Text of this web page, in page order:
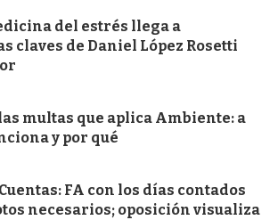
del estrés llega a
claves de Daniel López Rosetti
multas que aplica Ambiente: a
y por qué
FA con los días contados
necesarios; oposición visualiza